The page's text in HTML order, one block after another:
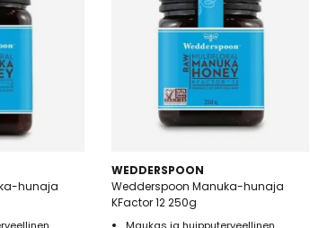
hunaja
WEDDERSPOON
Wedderspoon Manuka-hunaja
KFactor 12 250g